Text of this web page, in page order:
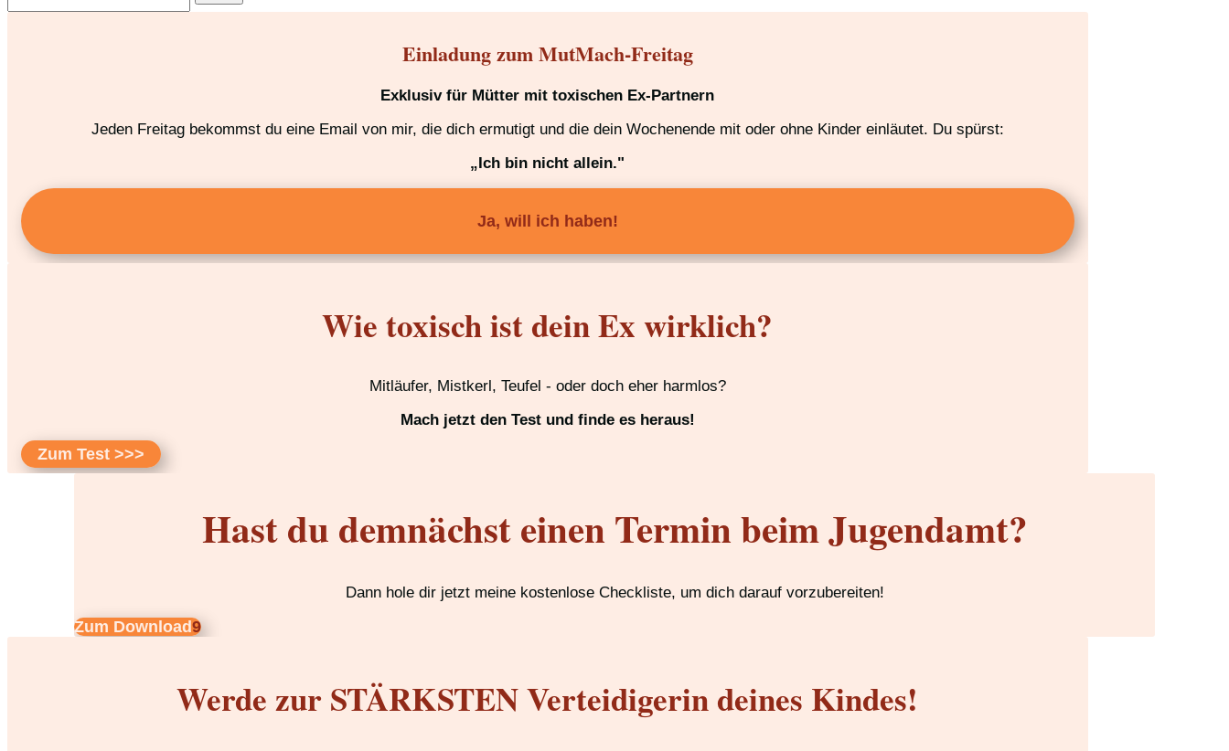
Einladung zum MutMach-Freitag
Exklusiv für Mütter mit toxischen Ex-Partnern
Jeden Freitag bekommst du eine Email von mir, die dich ermutigt und die dein Wochenende mit oder ohne Kinder einläutet. Du spürst:
„Ich bin nicht allein."
Ja, will ich haben!
Wie toxisch ist dein Ex wirklich?
Mitläufer, Mistkerl, Teufel - oder doch eher harmlos?
Mach jetzt den Test und finde es heraus!
Zum Test >>>
Hast du demnächst einen Termin beim Jugendamt?
Dann hole dir jetzt meine kostenlose Checkliste, um dich darauf vorzubereiten!
Zum Download
Werde zur STÄRKSTEN Verteidigerin deines Kindes!